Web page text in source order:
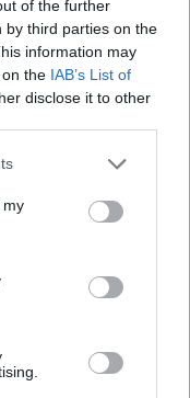
of the further
by third parties on the
information may
the IAB’s List of
disclose it to other
my
for Greece |